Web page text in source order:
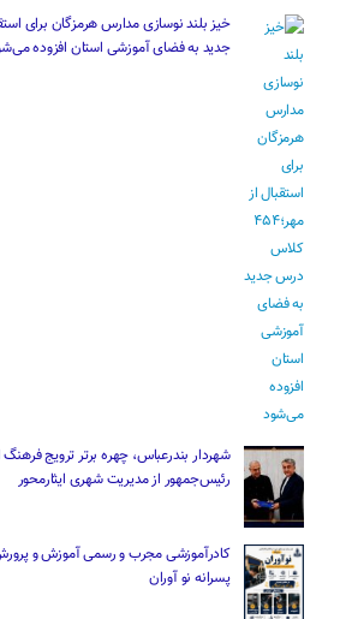
جدید به فضای آموزشی استان افزوده
شهردار بندرعباس، چهره برتر ترویج
رئیس‌جمهور از مدیریت شهری ایثارمحور
کادرآموزشی مجرب و رسمی آموزش و
پسرانه نو آوران